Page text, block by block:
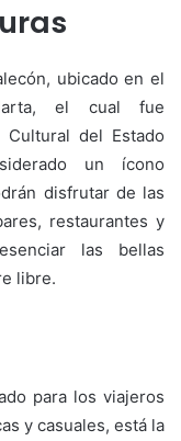
ubicado en el
el cual fue
Cultural del Estado
un ícono
disfrutar de las
restaurantes y
las bellas
libre.
para los viajeros
y casuales, está la